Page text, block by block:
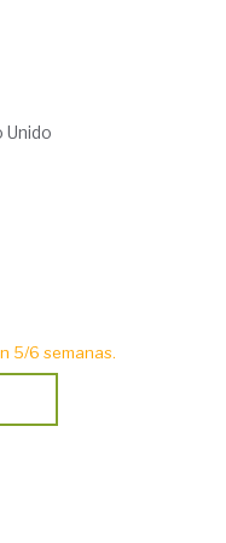
Unido
5/6 semanas.